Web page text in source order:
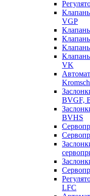
VGP
VK
BVGF,
BVHS
LFC